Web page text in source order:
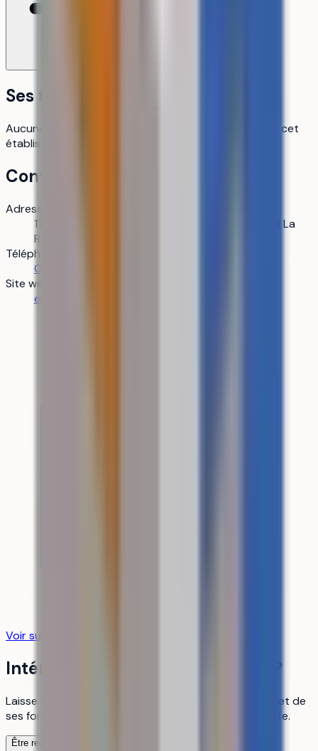
Ses formations
Aucune formation Parcoursup n’est référencée pour cet
établissement pour le moment.
Contact
Adresse
17 rue Jean Perrin, immeuble Challenge 2, 17000 La
Rochelle
Téléphone
05 46 45 10 64
Site web
esics.com
Voir sur la carte
Intéressé par cet établissement ?
Laisse tes coordonnées pour être recontacté au sujet de
ses formations, c'est gratuit, sans création de compte.
Être recontacté